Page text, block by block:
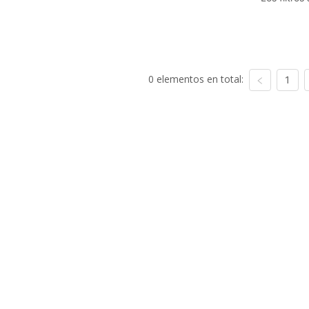
0 elementos en total: 1